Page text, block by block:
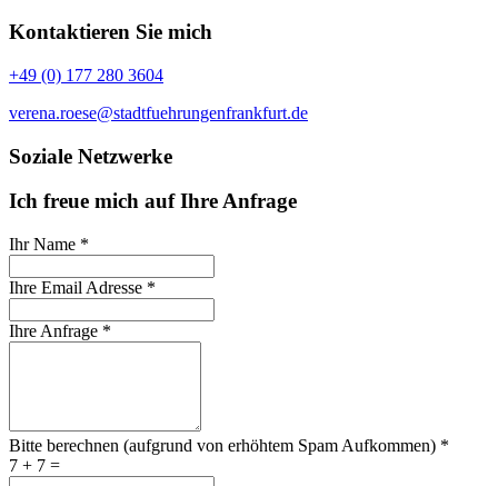
Kontaktieren Sie mich
+49 (0) 177 280 3604
verena.roese@stadtfuehrungenfrankfurt.de
Soziale Netzwerke
Ich freue mich auf Ihre Anfrage
Ihr Name *
Ihre Email Adresse *
Ihre Anfrage *
Bitte berechnen (aufgrund von erhöhtem Spam Aufkommen) *
7 + 7 =